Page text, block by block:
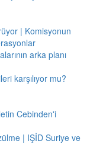
| Komisyonun
arka planı
karşılıyor mu?
Cebinden'i
| IŞİD Suriye ve